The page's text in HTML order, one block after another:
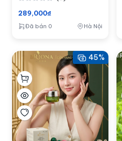
289,000₫
Đã bán 0 Hà Nội
45%